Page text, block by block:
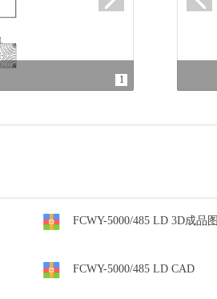
1
FCWY-5000/485 LD 3D成品图
FCWY-5000/485 LD CAD